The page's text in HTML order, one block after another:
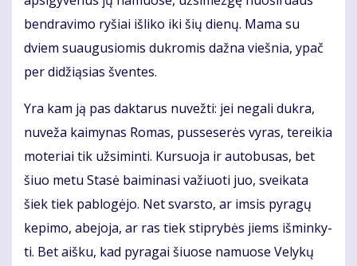
ben­dra­vi­mo ry­šiai iš­li­ko iki šių die­nų. Ma­ma su
dviem su­au­gu­sio­mis duk­ro­mis daž­na vieš­nia, ypač
per di­dži­ą­sias šven­tes.
Yra kam ją pas dak­ta­rus nu­vež­ti: jei ne­ga­li duk­ra,
nu­ve­ža kai­my­nas Ro­mas, pus­se­se­rės vy­ras, te­rei­kia
mo­te­riai tik už­si­min­ti. Kur­suo­ja ir au­to­bu­sas, bet
šiuo me­tu Sta­sė bai­mi­na­si va­žiuo­ti juo, svei­ka­ta
šiek tiek pa­blo­gė­jo. Net svars­to, ar im­sis py­ra­gų
ke­pi­mo, abe­jo­ja, ar ras tiek stip­ry­bės jiems iš­min­ky­
ti. Bet aiš­ku, kad py­ra­gai šiuo­se na­muo­se Ve­ly­kų